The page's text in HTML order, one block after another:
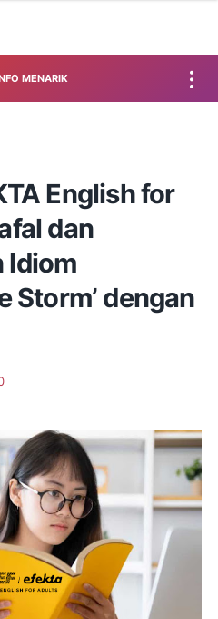
MENARIK
English for
dan
Idiom
Storm’ dengan